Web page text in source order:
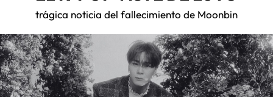
trágica noticia del fallecimiento de Moonbin